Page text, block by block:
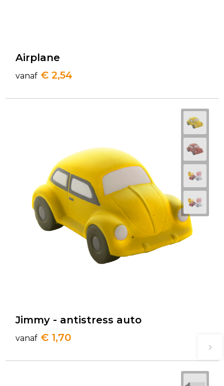
Airplane
vanaf € 2,54
Jimmy - antistress auto
vanaf € 1,70